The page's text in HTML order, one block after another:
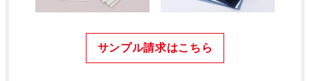
サンプル請求はこちら